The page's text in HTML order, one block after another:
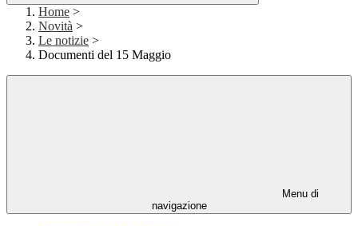
Home >
Novità >
Le notizie >
Documenti del 15 Maggio
Menu di
navigazione